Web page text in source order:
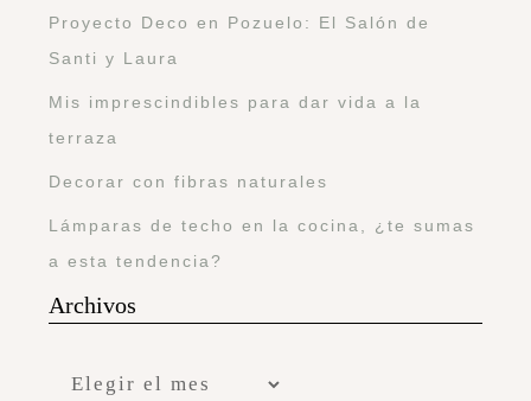
Proyecto Deco en Pozuelo: El Salón de
Santi y Laura
Mis imprescindibles para dar vida a la
terraza
Decorar con fibras naturales
Lámparas de techo en la cocina, ¿te sumas
a esta tendencia?
Archivos